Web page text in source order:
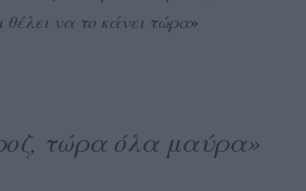
θέλει να το κάνει τώρα»
τώρα όλα μαύρα»